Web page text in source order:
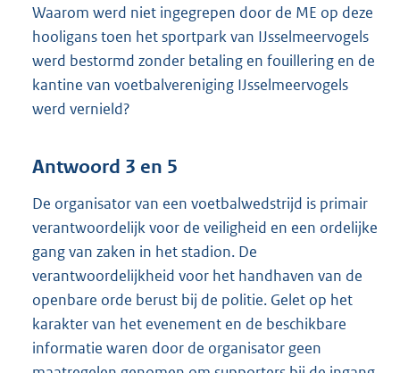
Waarom werd niet ingegrepen door de ME op deze
hooligans toen het sportpark van IJsselmeervogels
werd bestormd zonder betaling en fouillering en de
kantine van voetbalvereniging IJsselmeervogels
werd vernield?
Antwoord 3 en 5
De organisator van een voetbalwedstrijd is primair
verantwoordelijk voor de veiligheid en een ordelijke
gang van zaken in het stadion. De
verantwoordelijkheid voor het handhaven van de
openbare orde berust bij de politie. Gelet op het
karakter van het evenement en de beschikbare
informatie waren door de organisator geen